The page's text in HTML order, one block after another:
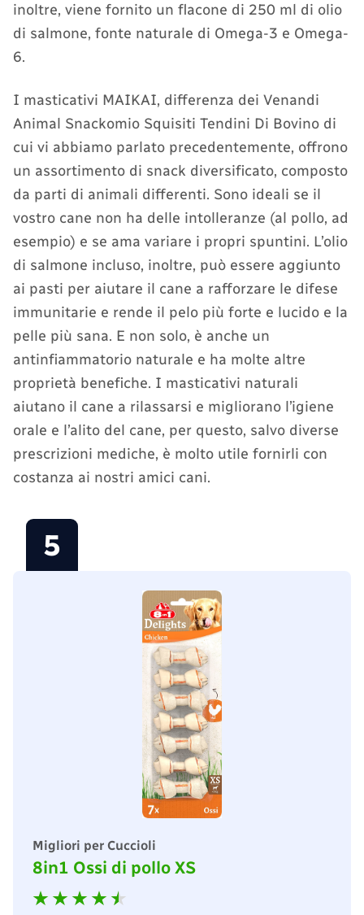
inoltre, viene fornito un flacone di 250 ml di olio
di salmone, fonte naturale di Omega-3 e Omega-
6.
I masticativi MAIKAI, differenza dei Venandi
Animal Snackomio Squisiti Tendini Di Bovino di
cui vi abbiamo parlato precedentemente, offrono
un assortimento di snack diversificato, composto
da parti di animali differenti. Sono ideali se il
vostro cane non ha delle intolleranze (al pollo, ad
esempio) e se ama variare i propri spuntini. L’olio
di salmone incluso, inoltre, può essere aggiunto
ai pasti per aiutare il cane a rafforzare le difese
immunitarie e rende il pelo più forte e lucido e la
pelle più sana. E non solo, è anche un
antinfiammatorio naturale e ha molte altre
proprietà benefiche. I masticativi naturali
aiutano il cane a rilassarsi e migliorano l’igiene
orale e l’alito del cane, per questo, salvo diverse
prescrizioni mediche, è molto utile fornirli con
costanza ai nostri amici cani.
5
Migliori per Cuccioli
8in1 Ossi di pollo XS